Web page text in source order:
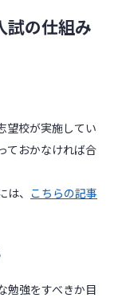
試の仕組み
望校が実施してい
ておかなければ合
、 こちらの記事
勉強をすべきか目